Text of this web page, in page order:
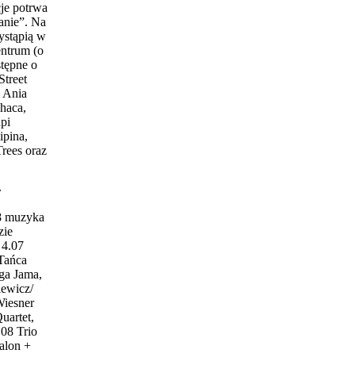
potrwa
Na
w
(o
o
Ania
oraz
muzyka
Jama,
Trio
+